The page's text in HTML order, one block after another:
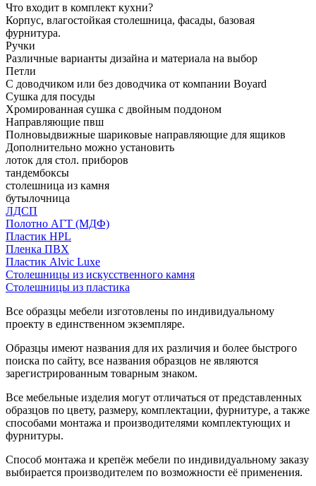
Что входит в комплект кухни?
Корпус, влагостойкая столешница, фасады, базовая
фурнитура.
Ручки
Различные варианты дизайна и материала на выбор
Петли
С доводчиком или без доводчика от компании Boyard
Сушка для посуды
Хромированная сушка с двойным поддоном
Направляющие пвш
Полновыдвижные шариковые направляющие для ящиков
Дополнительно можно установить
лоток для стол. приборов
тандембоксы
столешница из камня
бутылочница
ЛДСП
Полотно АГТ (МДФ)
Пластик HPL
Пленка ПВХ
Пластик Alvic Luxe
Столешницы из искусственного камня
Столешницы из пластика
Все образцы мебели изготовлены по индивидуальному
проекту в единственном экземпляре.
Образцы имеют названия для их различия и более быстрого
поиска по сайту, все названия образцов не являются
зарегистрированным товарным знаком.
Все мебельные изделия могут отличаться от представленных
образцов по цвету, размеру, комплектации, фурнитуре, а также
способами монтажа и производителями комплектующих и
фурнитуры.
Способ монтажа и крепёж мебели по индивидуальному заказу
выбирается производителем по возможности её применения.